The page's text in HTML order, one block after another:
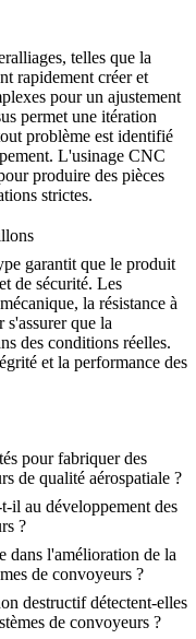
telles que la
rapidement créer et
pour un ajustement
permet une itération
problème est identifié
L'usinage CNC
produire des pièces
strictes.
garantit que le produit
de sécurité. Les
la résistance à
que la
des conditions réelles.
et la performance des
pour fabriquer des
de qualité aérospatiale ?
il au développement des
?
dans l'amélioration de la
de convoyeurs ?
destructif détectent-elles
de convoyeurs ?